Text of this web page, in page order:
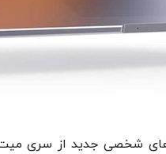
شخصی جدید از سری